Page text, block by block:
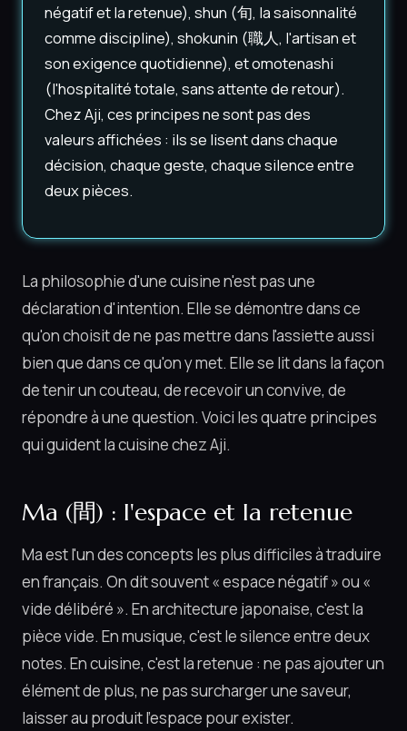
négatif et la retenue), shun (旬, la saisonnalité
comme discipline), shokunin (職人, l'artisan et
son exigence quotidienne), et omotenashi
(l'hospitalité totale, sans attente de retour).
Chez Aji, ces principes ne sont pas des
valeurs affichées : ils se lisent dans chaque
décision, chaque geste, chaque silence entre
deux pièces.
La philosophie d'une cuisine n'est pas une
déclaration d'intention. Elle se démontre dans ce
qu'on choisit de ne pas mettre dans l'assiette aussi
bien que dans ce qu'on y met. Elle se lit dans la façon
de tenir un couteau, de recevoir un convive, de
répondre à une question. Voici les quatre principes
qui guident la cuisine chez Aji.
Ma (間) : l'espace et la retenue
Ma est l'un des concepts les plus difficiles à traduire
en français. On dit souvent « espace négatif » ou «
vide délibéré ». En architecture japonaise, c'est la
pièce vide. En musique, c'est le silence entre deux
notes. En cuisine, c'est la retenue : ne pas ajouter un
élément de plus, ne pas surcharger une saveur,
laisser au produit l'espace pour exister.